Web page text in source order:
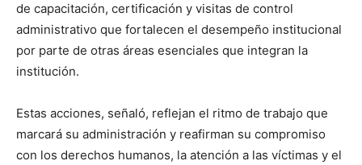
de capacitación, certificación y visitas de control
administrativo que fortalecen el desempeño institucional
por parte de otras áreas esenciales que integran la
institución.
Estas acciones, señaló, reflejan el ritmo de trabajo que
marcará su administración y reafirman su compromiso
con los derechos humanos, la atención a las víctimas y el